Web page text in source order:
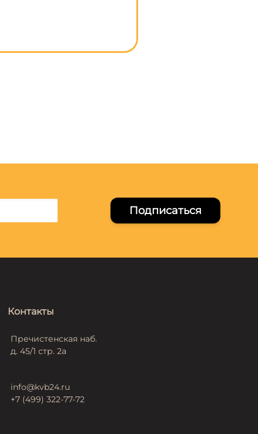
Подписаться
Контакты
Пречистенская наб.
д. 45/1 стр. 2а
info@kvb24.ru
+7 (499) 322-77-72